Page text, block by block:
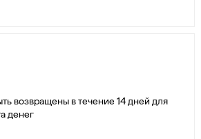
возвращены в течение 14 дней для
денег